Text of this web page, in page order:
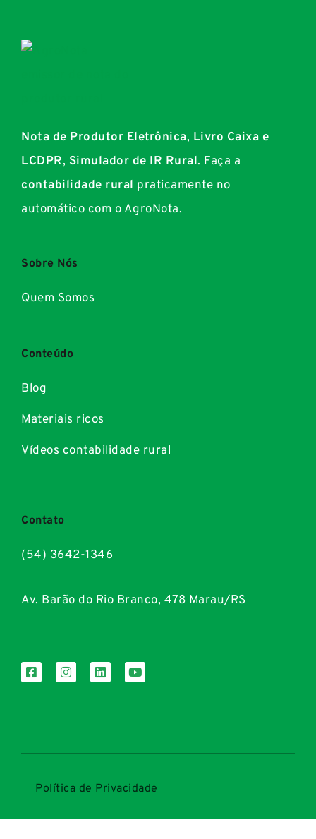
Nota de Produtor Eletrônica, Livro Caixa e
LCDPR, Simulador de IR Rural. Faça a
contabilidade rural praticamente no
automático com o AgroNota.
Sobre Nós
Quem Somos
Conteúdo
Blog
Materiais ricos
Vídeos contabilidade rural
Contato
(54) 3642-1346
Av. Barão do Rio Branco, 478 Marau/RS
Política de Privacidade